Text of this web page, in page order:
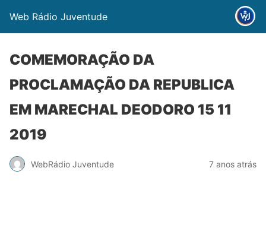
Web Rádio Juventude
COMEMORAÇÃO DA
PROCLAMAÇÃO DA REPUBLICA
EM MARECHAL DEODORO 15 11
2019
WebRádio Juventude 7 anos atrás